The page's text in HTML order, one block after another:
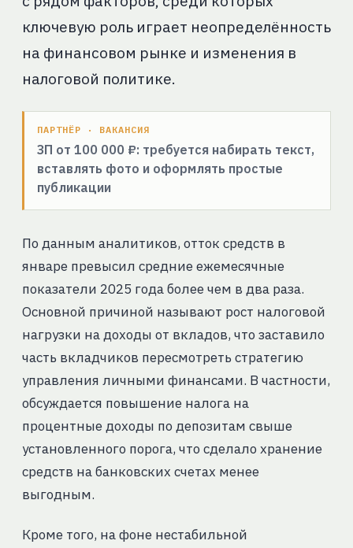
ключевую роль играет неопределённость
на финансовом рынке и изменения в
налоговой политике.
ПАРТНЁР · ВАКАНСИЯ
ЗП от 100 000 ₽: требуется набирать текст,
вставлять фото и оформлять простые
публикации
По данным аналитиков, отток средств в
январе превысил средние ежемесячные
показатели 2025 года более чем в два раза.
Основной причиной называют рост налоговой
нагрузки на доходы от вкладов, что заставило
часть вкладчиков пересмотреть стратегию
управления личными финансами. В частности,
обсуждается повышение налога на
процентные доходы по депозитам свыше
установленного порога, что сделало хранение
средств на банковских счетах менее
выгодным.
Кроме того, на фоне нестабильной